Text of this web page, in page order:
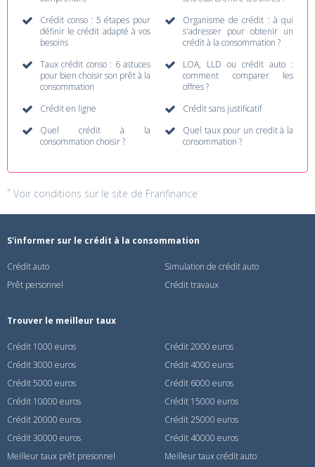
Crédit conso : 5 étapes pour
définir le crédit adapté à vos
besoins
Organisme de crédit : à qui
s'adresser pour obtenir un
crédit à la consommation ?
Taux crédit conso : 6 astuces
pour bien choisir son prêt à la
consommation
LOA, LLD ou crédit auto :
comment comparer les
offres ?
Crédit en ligne
Crédit sans justificatif
Quel crédit à la
consommation choisir ?
Quel taux pour un credit à la
consommation ?
* Voir conditions sur le site de Franfinance
S'informer sur le crédit à la consommation
Crédit auto
Simulation de crédit auto
Prêt personnel
Crédit travaux
Trouver le meilleur taux
Crédit 1000 euros
Crédit 2000 euros
Crédit 3000 euros
Crédit 4000 euros
Crédit 5000 euros
Crédit 6000 euros
Crédit 10000 euros
Crédit 15000 euros
Crédit 20000 euros
Crédit 25000 euros
Crédit 30000 euros
Crédit 40000 euros
Meilleur taux prêt presonnel
Meilleur taux crédit auto